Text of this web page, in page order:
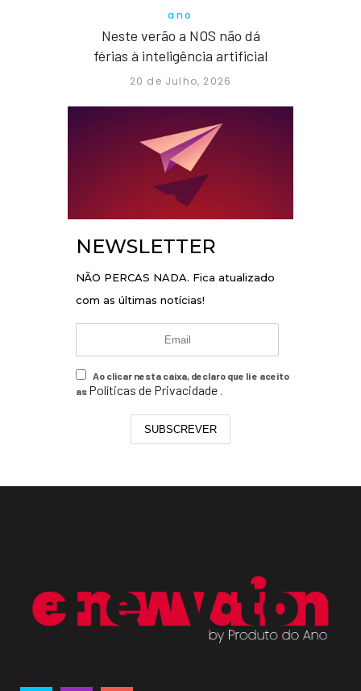
ano
Neste verão a NOS não dá
férias à inteligência artificial
20 de Julho, 2026
NEWSLETTER
NÃO PERCAS NADA. Fica atualizado
com as últimas notícias!
Ao clicar nesta caixa, declaro que li e aceito
as Políticas de Privacidade .
SUBSCREVER